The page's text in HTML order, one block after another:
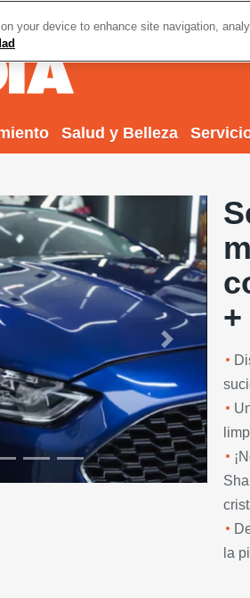
Salud y Belleza
Next
la
your device to enhance site navigation,